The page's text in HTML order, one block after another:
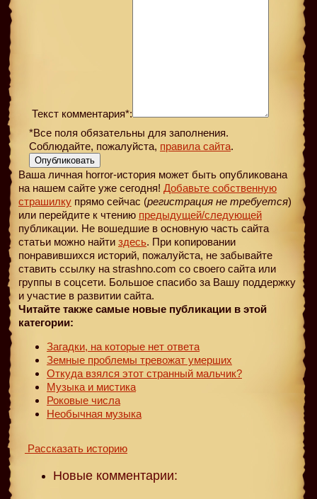
Текст комментария*:
*Все поля обязательны для заполнения.
Соблюдайте, пожалуйста, правила сайта.
Опубликовать
Ваша личная horror-история может быть опубликована
на нашем сайте уже сегодня! Добавьте собственную
страшилку прямо сейчас (регистрация не требуется)
или перейдите к чтению предыдущей/следующей
публикации. Не вошедшие в основную часть сайта
статьи можно найти здесь. При копировании
понравившихся историй, пожалуйста, не забывайте
ставить ссылку на strashno.com со своего сайта или
группы в соцсети. Большое спасибо за Вашу поддержку
и участие в развитии сайта.
Читайте также самые новые публикации в этой
категории:
Загадки, на которые нет ответа
Земные проблемы тревожат умерших
Откуда взялся этот странный мальчик?
Музыка и мистика
Роковые числа
Необычная музыка
Рассказать историю
Новые комментарии: